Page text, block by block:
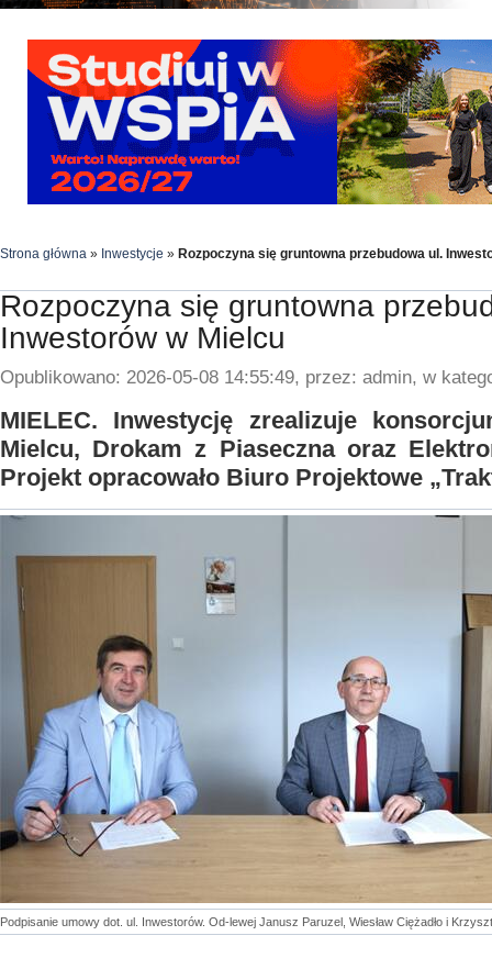
Strona główna » Inwestycje » Rozpoczyna się gruntowna przebudowa ul.
Rozpoczyna się gruntowna
Inwestorów w Mielcu
Opublikowano: 2026-05-08 14:55:49, przez: admin, w
MIELEC. Inwestycję zrealizuje
Mielcu, Drokam z Piaseczna oraz
Projekt opracowało Biuro Projektowe
Podpisanie umowy dot. ul. Inwestorów. Od-lewej Janusz Paruzel, Wiesław Ciężadło i